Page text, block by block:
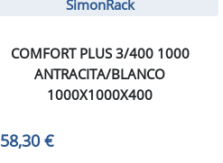
SimonRack
COMFORT PLUS 3/400 1000
ANTRACITA/BLANCO
1000X1000X400
58,30 €